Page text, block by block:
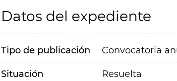
Datos del expediente
Tipo de publicación Convocatoria
Situación Resuelta